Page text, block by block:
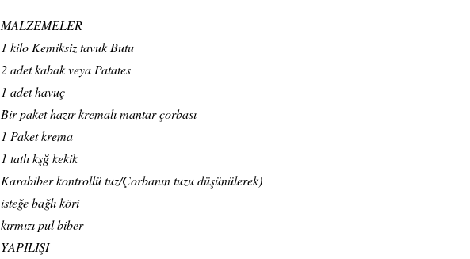
MALZEMELER
1 kilo Kemiksiz tavuk Butu
2 adet kabak veya Patates
1 adet havuç
Bir paket hazır kremalı mantar çorbası
1 Paket krema
1 tatlı kşğ kekik
Karabiber kontrollü tuz/Çorbanın tuzu düşünülerek)
isteğe bağlı köri
kırmızı pul biber
YAPILIŞI